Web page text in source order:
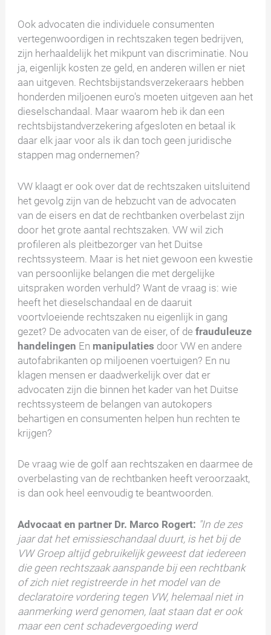
Ook advocaten die individuele consumenten
vertegenwoordigen in rechtszaken tegen bedrijven,
zijn herhaaldelijk het mikpunt van discriminatie. Nou
ja, eigenlijk kosten ze geld, en anderen willen er niet
aan uitgeven. Rechtsbijstandsverzekeraars hebben
honderden miljoenen euro's moeten uitgeven aan het
dieselschandaal. Maar waarom heb ik dan een
rechtsbijstandverzekering afgesloten en betaal ik
daar elk jaar voor als ik dan toch geen juridische
stappen mag ondernemen?
VW klaagt er ook over dat de rechtszaken uitsluitend
het gevolg zijn van de hebzucht van de advocaten
van de eisers en dat de rechtbanken overbelast zijn
door het grote aantal rechtszaken. VW wil zich
profileren als pleitbezorger van het Duitse
rechtssysteem. Maar is het niet gewoon een kwestie
van persoonlijke belangen die met dergelijke
uitspraken worden verhuld? Want de vraag is: wie
heeft het dieselschandaal en de daaruit
voortvloeiende rechtszaken nu eigenlijk in gang
gezet? De advocaten van de eiser, of defrauduleuze
handelingen En manipulaties door VW en andere
autofabrikanten op miljoenen voertuigen? En nu
klagen mensen er daadwerkelijk over dat er
advocaten zijn die binnen het kader van het Duitse
rechtssysteem de belangen van autokopers
behartigen en consumenten helpen hun rechten te
krijgen?
De vraag wie de golf aan rechtszaken en daarmee de
overbelasting van de rechtbanken heeft veroorzaakt,
is dan ook heel eenvoudig te beantwoorden.
Advocaat en partner Dr. Marco Rogert: "In de zes
jaar dat het emissieschandaal duurt, is het bij de
VW Groep altijd gebruikelijk geweest dat iedereen
die geen rechtszaak aanspande bij een rechtbank
of zich niet registreerde in het model van de
declaratoire vordering tegen VW, helemaal niet in
aanmerking werd genomen, laat staan dat er ook
maar een cent schadevergoeding werd